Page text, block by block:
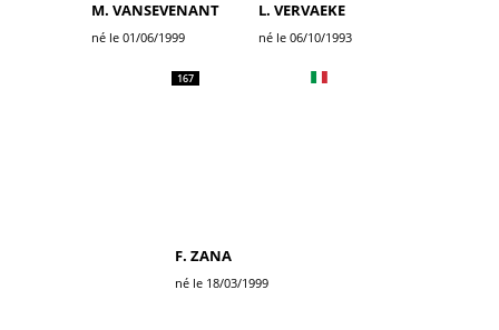
M. VANSEVENANT
né le 01/06/1999
L. VERVAEKE
né le 06/10/1993
167
F. ZANA
né le 18/03/1999